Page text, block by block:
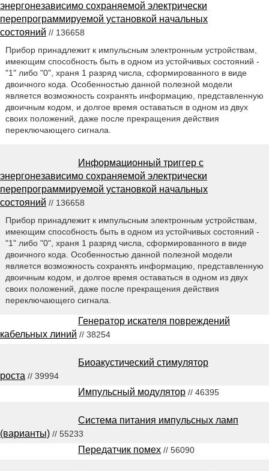
энергонезависимо сохраняемой электрически
перепрограммируемой установкой начальных
состояний // 136658
Прибор принадлежит к импульсным электронным устройствам,
имеющим способность быть в одном из устойчивых состояний -
"1" либо "0", храня 1 разряд числа, сформированного в виде
двоичного кода. Особенностью данной полезной модели
является возможность сохранять информацию, представленную
двоичным кодом, и долгое время оставаться в одном из двух
своих положений, даже после прекращения действия
переключающего сигнала.
Информационный триггер с
энергонезависимо сохраняемой электрически
перепрограммируемой установкой начальных
состояний // 136658
Прибор принадлежит к импульсным электронным устройствам,
имеющим способность быть в одном из устойчивых состояний -
"1" либо "0", храня 1 разряд числа, сформированного в виде
двоичного кода. Особенностью данной полезной модели
является возможность сохранять информацию, представленную
двоичным кодом, и долгое время оставаться в одном из двух
своих положений, даже после прекращения действия
переключающего сигнала.
Генератор искателя повреждений
кабельных линий // 38254
Биоакустический стимулятор
роста // 39994
Импульсный модулятор // 46395
Система питания импульсных ламп
(варианты) // 55233
Передатчик помех // 56090